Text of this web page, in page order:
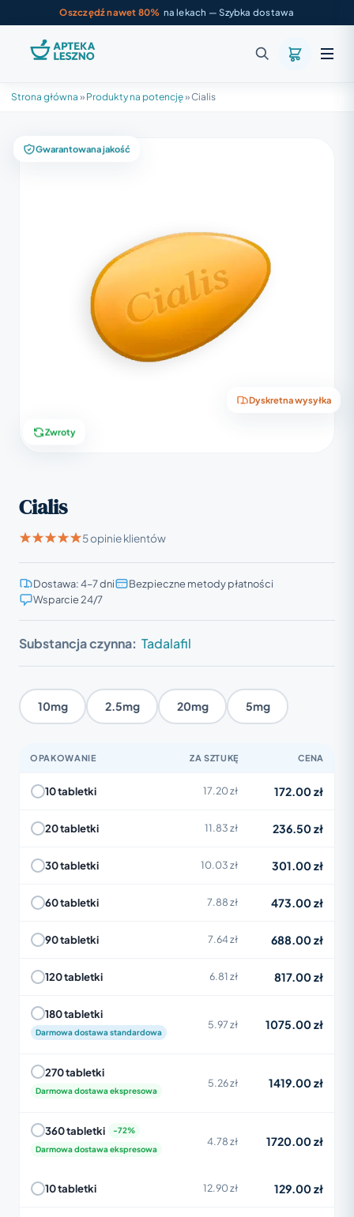
Oszczędź nawet 80% na lekach — Szybka dostawa
Strona główna » Produkty na potencję»Cialis
Gwarantowana jakość
Dyskretna wysyłka
Zwroty
Cialis
5 opinie klientów
Dostawa: 4–7 dni
Bezpieczne metody płatności
Wsparcie 24/7
Substancja czynna: Tadalafil
10mg 2.5mg 20mg 5mg
OPAKOWANIE ZA SZTUKĘ CENA
10 tabletki 17.20 zł 172.00 zł
20 tabletki 11.83 zł 236.50 zł
30 tabletki 10.03 zł 301.00 zł
60 tabletki 7.88 zł 473.00 zł
90 tabletki 7.64 zł 688.00 zł
120 tabletki 6.81 zł 817.00 zł
180 tabletki
Darmowa dostawa standardowa
5.97 zł 1075.00 zł
270 tabletki
Darmowa dostawa ekspresowa
5.26 zł 1419.00 zł
360 tabletki
Darmowa dostawa ekspresowa
4.78 zł 1720.00 zł
10 tabletki 12.90 zł 129.00 zł